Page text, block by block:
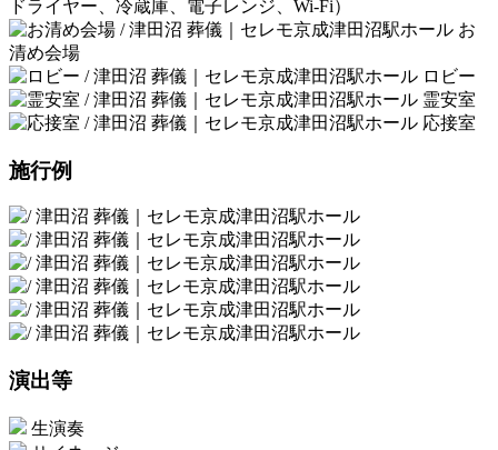
ドライヤー、冷蔵庫、電子レンジ、Wi-Fi）
お
清め会場
ロビー
霊安室
応接室
施行例
演出等
生演奏